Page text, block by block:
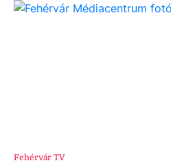
Fehérvár TV